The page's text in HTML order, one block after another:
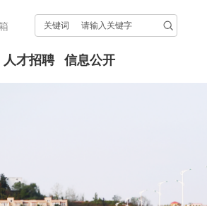
关键词
人才招聘 信息公开